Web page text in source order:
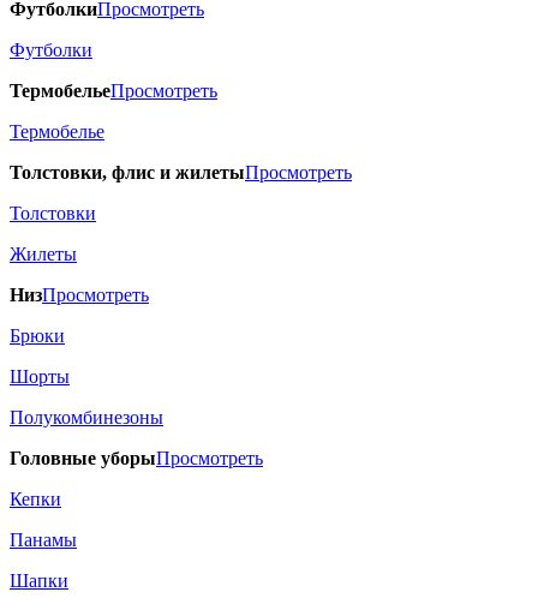
ФутболкиПросмотреть
Футболки
ТермобельеПросмотреть
Термобелье
Толстовки, флис и жилетыПросмотреть
Толстовки
Жилеты
НизПросмотреть
Брюки
Шорты
Полукомбинезоны
Головные уборыПросмотреть
Кепки
Панамы
Шапки